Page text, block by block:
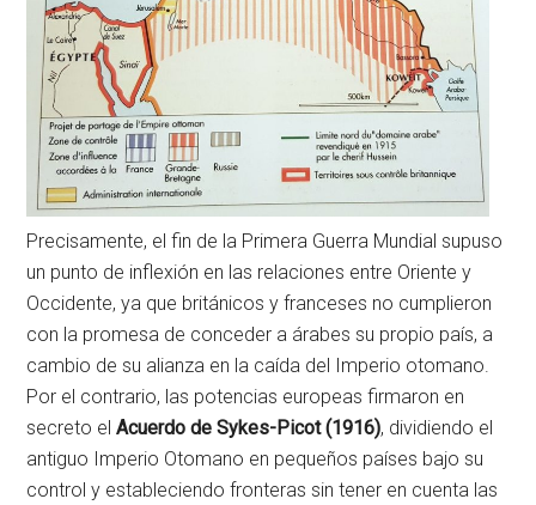
Precisamente, el fin de la Primera Guerra Mundial supuso
un punto de inflexión en las relaciones entre Oriente y
Occidente, ya que británicos y franceses no cumplieron
con la promesa de conceder a árabes su propio país, a
cambio de su alianza en la caída del Imperio otomano.
Por el contrario, las potencias europeas firmaron en
secreto elAcuerdo de Sykes-Picot (1916), dividiendo el
antiguo Imperio Otomano en pequeños países bajo su
control y estableciendo fronteras sin tener en cuenta las